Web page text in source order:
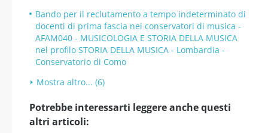
Bando per il reclutamento a tempo indeterminato di
docenti di prima fascia nei conservatori di musica -
AFAM040 - MUSICOLOGIA E STORIA DELLA MUSICA
nel profilo STORIA DELLA MUSICA - Lombardia -
Conservatorio di Como
Mostra altro... (6)
Potrebbe interessarti leggere anche questi
altri articoli: